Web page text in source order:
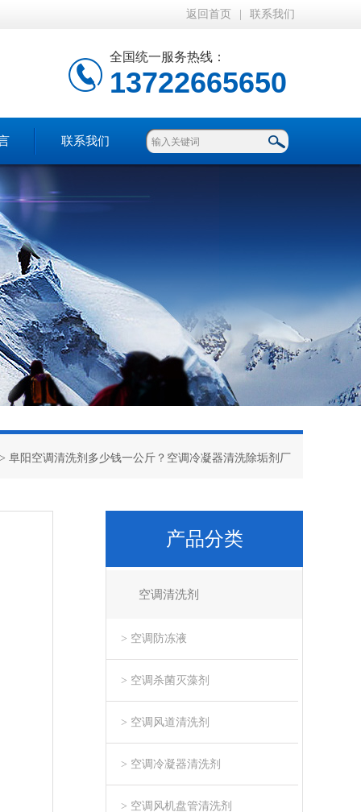
返回首页 联系我们
全国统一服务热线：
13722665650
联系我们
阜阳空调清洗剂多少钱一公斤？空调冷凝器清洗除垢剂厂
产品分类
空调清洗剂
> 空调防冻液
> 空调杀菌灭藻剂
> 空调风道清洗剂
> 空调冷凝器清洗剂
> 空调风机盘管清洗剂